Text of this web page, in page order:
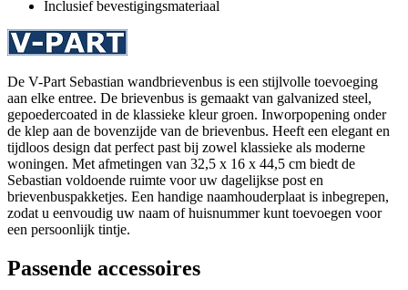
Inclusief bevestigingsmateriaal
De V-Part Sebastian wandbrievenbus is een stijlvolle toevoeging
aan elke entree. De brievenbus is gemaakt van galvanized steel,
gepoedercoated in de klassieke kleur groen. Inworpopening onder
de klep aan de bovenzijde van de brievenbus. Heeft een elegant en
tijdloos design dat perfect past bij zowel klassieke als moderne
woningen. Met afmetingen van 32,5 x 16 x 44,5 cm biedt de
Sebastian voldoende ruimte voor uw dagelijkse post en
brievenbuspakketjes. Een handige naamhouderplaat is inbegrepen,
zodat u eenvoudig uw naam of huisnummer kunt toevoegen voor
een persoonlijk tintje.
Passende accessoires